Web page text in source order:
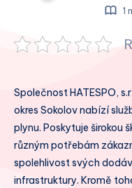
1
Společnost HATESPO,
okres Sokolov nabízí
plynu. Poskytuje širokou
různým potřebám
spolehlivost svých
infrastruktury. Kromě